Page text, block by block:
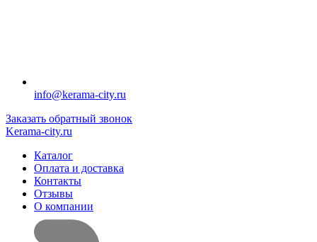
info@kerama-city.ru
Заказать обратный звонок
Kerama-city.ru
Каталог
Оплата и доставка
Контакты
Отзывы
О компании